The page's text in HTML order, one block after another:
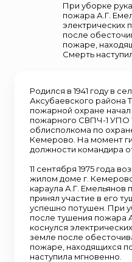
При уборке
пожара А.Г.
электрических
после
пожаре,
Смерть
Родился в 1941 году в
Аксубаевского района
пожарной охране начал
пожарного СВПЧ-1 УПО
облисполкома по
Кемерово. На момент
должности командира
11 сентября 1975 года
жилом доме г.
караула А.Г. Емельянов
принял участие в его
успешно потушен. При
после тушения пожара
коснулся
земле после
пожаре, находящихся
наступила мгновенно.